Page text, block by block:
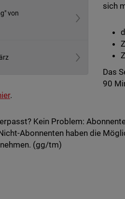
von
sich
Das
90
.
Kein Problem:
Abonnenten haben die
(gg/tm)